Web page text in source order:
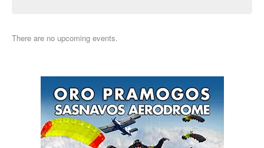
There are no upcoming events.